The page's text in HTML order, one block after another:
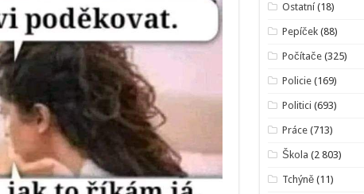
Ostatní(18)
Pepíček (88)
Počítače (325)
Policie (169)
Politici (693)
Práce (713)
Škola (2 803)
Tchýně (11)